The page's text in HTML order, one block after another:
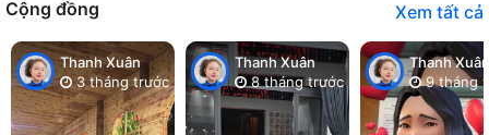
Cộng đồng Xem tất cả
Thanh Xuân
3 tháng trước
Thanh Xuân
8 tháng trước
Thanh Xuân
9 tháng